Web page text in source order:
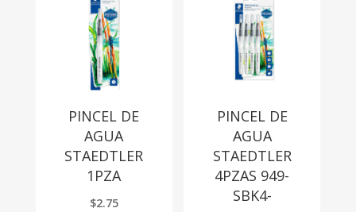
PINCEL DE
AGUA
STAEDTLER
1PZA
$2.75
PINCEL DE
AGUA
STAEDTLER
4PZAS 949-
SBK4-